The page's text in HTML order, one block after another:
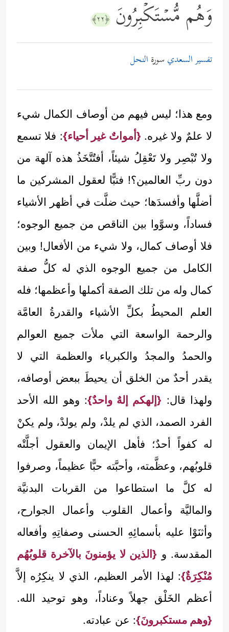
وَهُم مُّسۡتَكۡبِرُونَ ﴿٢٢﴾
تفسير السعدي سورة النحل
ومع هذا؛ ليس فيهم من أوصاف الكمال شيء
لا علمٌ ولا غيره. {أمواتٌ غير أحياء}: فلا تسمع
ولا تُبْصِر ولا تَعْقِلُ شيئاً، أفتُتَّخَذُ هذه آلهة من
دون ربِّ العالمين؟! فتبًّا لعقول المشركين ما
أضلَّها وأفسدَها؛ حيث ضلَّت في أظهر الأشياء
فساداً، وسوَّوا بين الناقص من جميع الوجوه؛
فلا أوصاف كمال، ولا شيء من الأفعال! وبين
الكامل من جميع الوجوه الذي له كلُّ صفة
كمال وله من تلك الصفة أكملها وأعظمها؛ فله
العلم المحيطُ بكلِّ الأشياء والقدرةُ العامَّة
والرحمة الواسعة التي ملأت جميع العوالم
والحمدُ والمجدُ والكبرياء والعظمة التي لا
يقدر أحدٌ من الخلق أن يحيطَ ببعض أوصافه،
ولهذا قال: {إلهكم إلهٌ واحدٌ}: وهو الله الأحد
الفرد الصمد، الذي لم يلدْ، ولم يولدْ، ولم يكنْ
له كفواً أحدٌ؛ فأهل الإيمان والعقول أجلَّتْه
قلوبُهم، وعظَّمته، وأحبَّته حبًّا عظيماً، وصرفوا
له كلَّ ما استطاعوا من القربات البدنيَّة
والماليَّة وأعمال القلوب وأعمال الجوارح،
وأثنَوْا عليه بأسمائِهِ الحسنى وصفاتِهِ وأفعاله
المقدسة. و {الذين لا يؤمنونَ بالآخرة قلوبُهُم
مُنْكِرَةٌ}: لهذا الأمر العظيم، الذي لا ينكِرُه إلاَّ
أعظم الخَلْق جهلاً وعناداً، وهو توحيد الله.
{وهم مستكبرونَ}: عن عبادته.